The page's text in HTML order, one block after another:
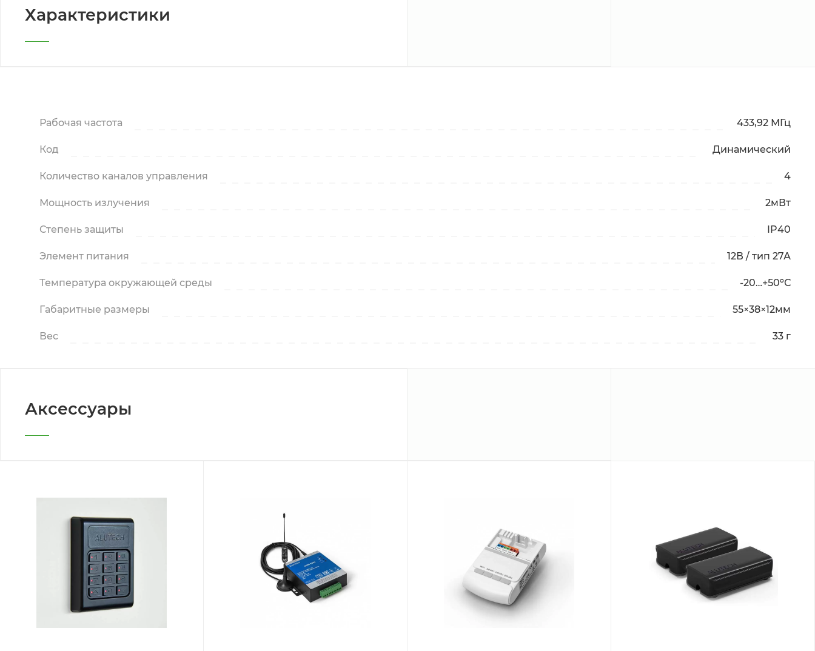
Характеристики
Рабочая частота 433,92 МГц
Код Динамический
Количество каналов управления 4
Мощность излучения 2мВт
Степень защиты IP40
Элемент питания 12В / тип 27А
Температура окружающей среды -20…+50ºС
Габаритные размеры 55×38×12мм
Вес 33 г
Аксессуары